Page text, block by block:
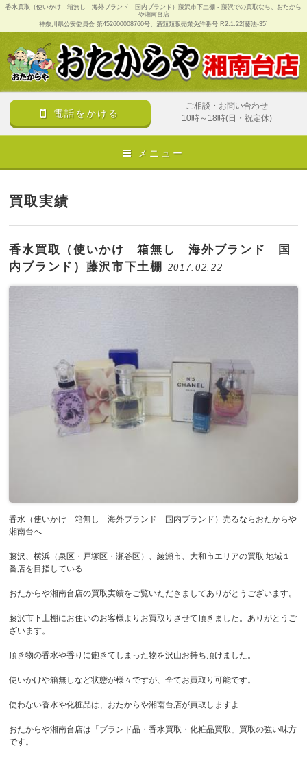
香水買取（使いかけ 箱無し 海外ブランド 国内ブランド）藤沢市下土棚 - 藤沢での買取なら、おたから
や湘南台店
神奈川県公安委員会 第452600008760号、酒類類販売業免許番号 R2.1.22[藤法-35]
電話をかける
ご相談・お問い合わせ
10時～18時(日・祝定休)
メニュー
買取実績
香水買取（使いかけ 箱無し 海外ブランド 国
内ブランド）藤沢市下土棚
2017.02.22
香水（使いかけ 箱無し 海外ブランド 国内ブランド）売るならおたからや
湘南台へ
藤沢、横浜（泉区・戸塚区・瀬谷区）、綾瀬市、大和市エリアの買取 地域１
番店を目指している
おたからや湘南台店の買取実績をご覧いただきましてありがとうございます。
藤沢市下土棚にお住いのお客様よりお買取りさせて頂きました。ありがとうご
ざいます。
頂き物の香水や香りに飽きてしまった物を沢山お持ち頂けました。
使いかけや箱無しなど状態が様々ですが、全てお買取り可能です。
使わない香水や化粧品は、おたからや湘南台店が買取しますよ
おたからや湘南台店は「ブランド品・香水買取・化粧品買取」買取の強い味方
です。